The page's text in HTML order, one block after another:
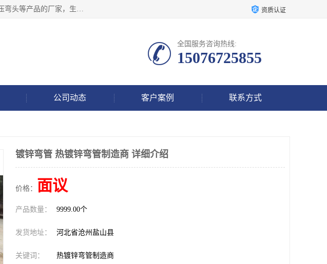
沧州吉轩管道制造有限公司是河北一家专业生产三通、镀锌弯管、弯头、压力容器法兰、锻造法兰、冲压弯头等产品的厂家，生产设备精良，工艺先进，产品规格齐全，售后服务健全。 资质认证
全国服务咨询热线:
15076725855
公司动态 客户案例 联系方式
镀锌弯管 热镀锌弯管制造商 详细介绍
价格： 面议
产品数量： 9999.00个
发货地址： 河北省沧州盐山县
关键词： 热镀锌弯管制造商